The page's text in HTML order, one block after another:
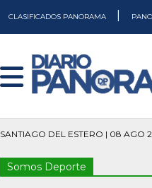
CLASIFICADOS PANORAMA
SANTIAGO DEL ESTERO | 08 AGO
Somos Deporte